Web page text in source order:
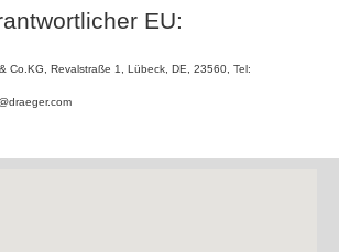
EU:
Co.KG Revalstraße 1 Lübeck DE 23560 Tel: